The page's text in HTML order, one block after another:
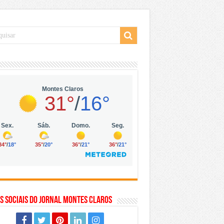
Vila Olímpia, em São Paulo
mil no digital
Sociais do Jornal Montes Claros